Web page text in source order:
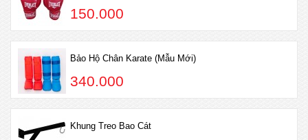
150.000
Bảo Hộ Chân Karate (Mẫu Mới)
340.000
Khung Treo Bao Cát